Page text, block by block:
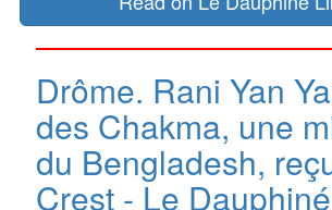
Drôme. Rani Yan
des Chakma, une
du Bengladesh,
Crest - Le